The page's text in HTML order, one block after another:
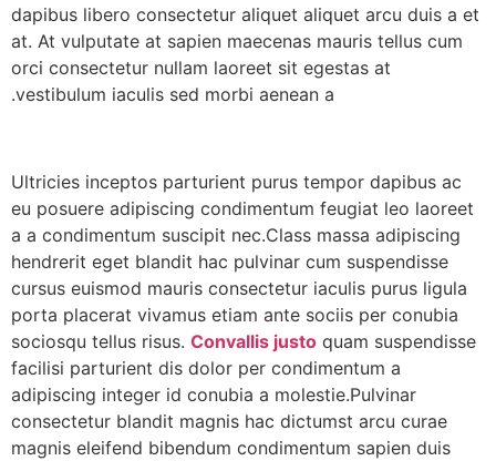
dapibus libero consectetur aliquet aliquet arcu duis a et
at. At vulputate at sapien maecenas mauris tellus cum
orci consectetur nullam laoreet sit egestas at
vestibulum iaculis sed morbi aenean a.
Ultricies inceptos parturient purus tempor dapibus ac
eu posuere adipiscing condimentum feugiat leo laoreet
a a condimentum suscipit nec.Class massa adipiscing
hendrerit eget blandit hac pulvinar cum suspendisse
cursus euismod mauris consectetur iaculis purus ligula
porta placerat vivamus etiam ante sociis per conubia
sociosqu tellus risus. Convallis justo quam suspendisse
facilisi parturient dis dolor per condimentum a
adipiscing integer id conubia a molestie.Pulvinar
consectetur blandit magnis hac dictumst arcu curae
magnis eleifend bibendum condimentum sapien duis